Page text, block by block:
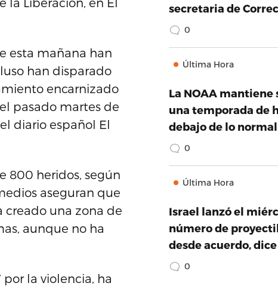
esta mañana han
han disparado
encarnizado
pasado martes de
diario español El
800 heridos, según
aseguran que
creado una zona de
aunque no ha
la violencia, ha
secretaria de
0
Última Hora
La NOAA mantiene
una temporada de
debajo de lo normal
0
Última Hora
Israel lanzó el
número de
desde acuerdo, dice
0